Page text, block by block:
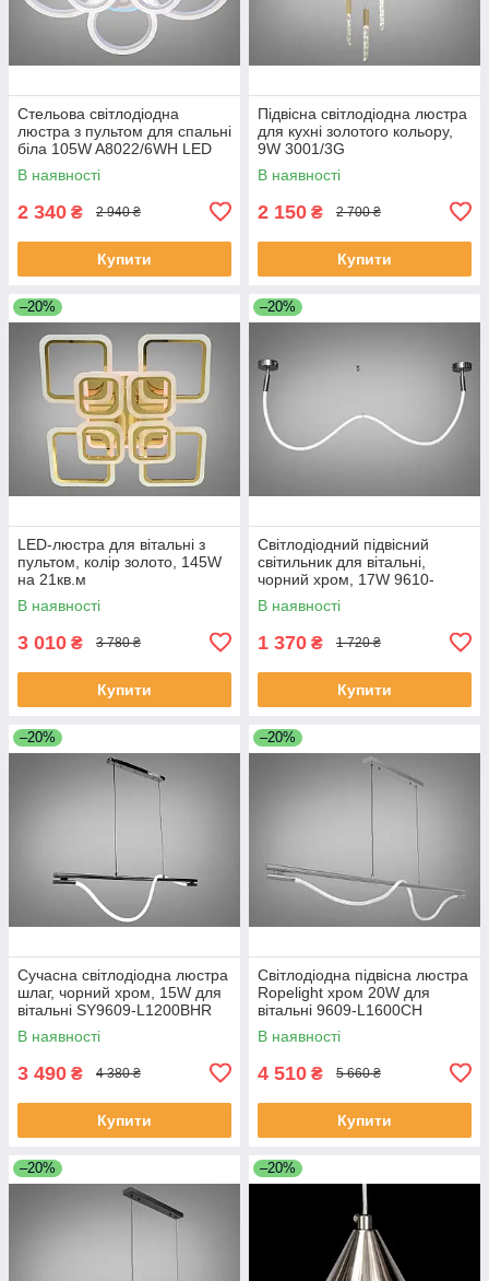
Стельова світлодіодна
люстра з пультом для спальні
біла 105W A8022/6WH LED
3color dimmer
В наявності
2 340 ₴ 2 940 ₴
Купити
Підвісна світлодіодна люстра
для кухні золотого кольору,
9W 3001/3G
В наявності
2 150 ₴ 2 700 ₴
Купити
–20%
LED-люстра для вітальні з
пультом, колір золото, 145W
на 21кв.м
В наявності
3 010 ₴ 3 780 ₴
Купити
–20%
Світлодіодний підвісний
світильник для вітальні,
чорний хром, 17W 9610-
1500BHR
В наявності
1 370 ₴ 1 720 ₴
Купити
–20%
Сучасна світлодіодна люстра
шлаг, чорний хром, 15W для
вітальні SY9609-L1200BHR
В наявності
3 490 ₴ 4 380 ₴
Купити
–20%
Світлодіодна підвісна люстра
Ropelight хром 20W для
вітальні 9609-L1600CH
В наявності
4 510 ₴ 5 660 ₴
Купити
–20% –20%